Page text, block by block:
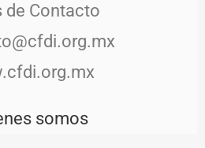
de Contacto
somos